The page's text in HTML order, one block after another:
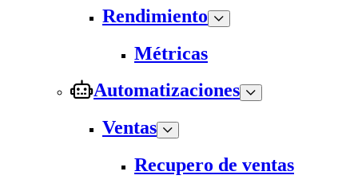
Rendimiento
Métricas
Automatizaciones
Ventas
Recupero de ventas